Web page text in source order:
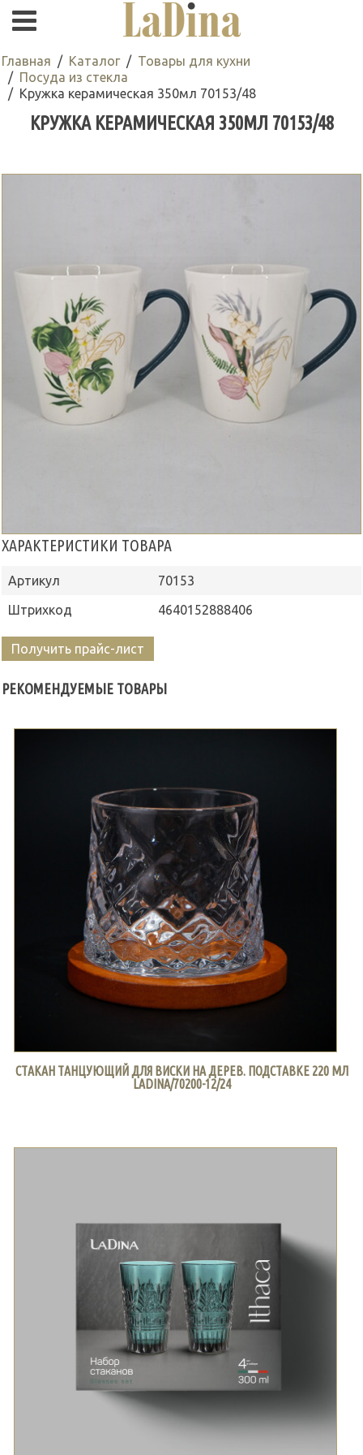
Главная Каталог
Товары для кухни
Посуда из стекла
Кружка керамическая 350мл 70153/48
КРУЖКА КЕРАМИЧЕСКАЯ 350МЛ 70153/48
ХАРАКТЕРИСТИКИ ТОВАРА
Артикул
70153
Штрихкод
4640152888406
Получить прайс-лист
РЕКОМЕНДУЕМЫЕ ТОВАРЫ
СТАКАН ТАНЦУЮЩИЙ ДЛЯ ВИСКИ НА ДЕРЕВ. ПОДСТАВКЕ 220 МЛ
LADINA/70200-12/24